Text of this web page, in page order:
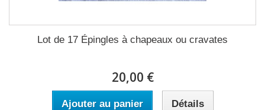
Lot de 17 Épingles à chapeaux ou cravates
20,00 €
Ajouter au panier Détails